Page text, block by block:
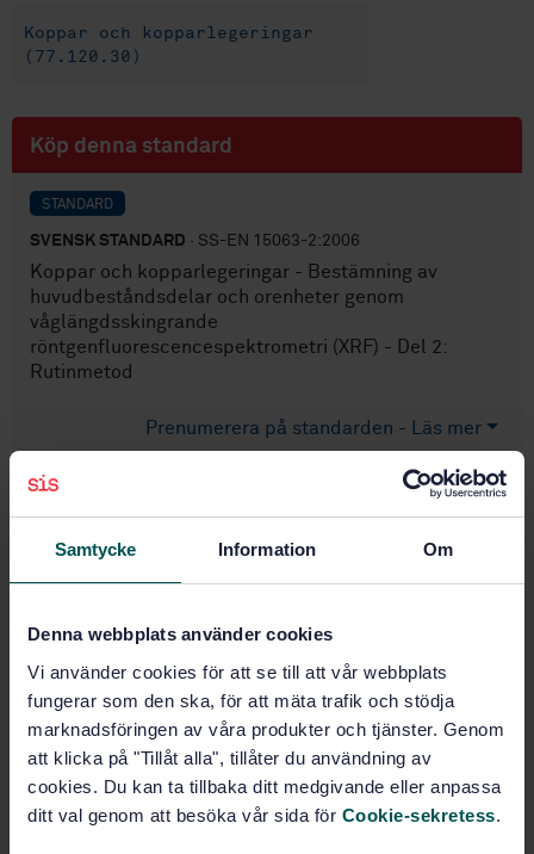
Samtycke Information Om
Denna webbplats använder cookies
Vi använder cookies för att se till att vår webbplats
fungerar som den ska, för att mäta trafik och stödja
marknadsföringen av våra produkter och tjänster. Genom
att klicka på "Tillåt alla", tillåter du användning av
cookies. Du kan ta tillbaka ditt medgivande eller anpassa
ditt val genom att besöka vår sida för Cookie-sekretess.
Koppar och kopparlegeringar
(77.120.30)
Köp denna standard
STANDARD
SVENSK STANDARD · SS-EN 15063-2:2006
Koppar och kopparlegeringar - Bestämning av
huvudbeståndsdelar och orenheter genom
våglängdsskingrande
röntgenfluorescencespektrometri (XRF) - Del 2:
Rutinmetod
Prenumerera på standarden - Läs mer
Pris:789 SEK
PDF
Lägg i varukorgen
Produktinformation
Språk: Engelska
Framtagen av: Koppar, SIS/TK 624/AG 02
Copper and copper alloys
- Determination of main constituents